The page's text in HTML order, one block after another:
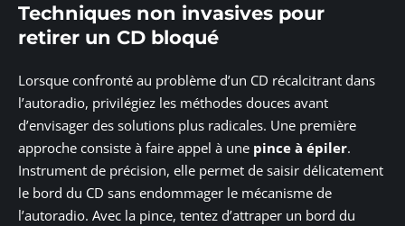
Techniques non invasives pour
retirer un CD bloqué
Lorsque confronté au problème d’un CD récalcitrant dans
l’autoradio, privilégiez les méthodes douces avant
d’envisager des solutions plus radicales. Une première
approche consiste à faire appel à une pince à épiler.
Instrument de précision, elle permet de saisir délicatement
le bord du CD sans endommager le mécanisme de
l’autoradio. Avec la pince, tentez d’attraper un bord du